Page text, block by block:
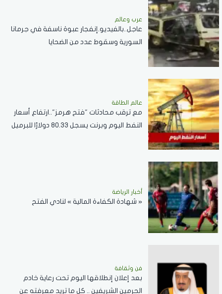
عرب وعالم
عاجل..بالفيديو.إنفجار عبوة ناسفة في جرمانا
السورية وسقوط عدد من الضحايا
عالم الطاقة
مع ترقب محادثات "فتح هرمز"..ارتفاع أسعار
النفط اليوم وبرنت يسجل 80.33 دولارًا للبرميل
أخبار الرياضة
« شهادة الكفاءة المالية » لنادي الفتح
فن وثقافة
بعد إعلان إنطلاقها اليوم تحت رعاية خادم
الحرمين الشريفين .. كل ما تريد معرفته عن